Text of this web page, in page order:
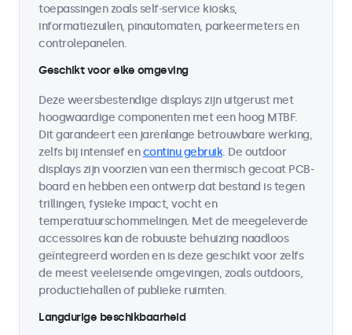
toepassingen zoals self-service kiosks,
informatiezuilen, pinautomaten, parkeermeters en
controlepanelen.
Geschikt voor elke omgeving
Deze weersbestendige displays zijn uitgerust met
hoogwaardige componenten met een hoog MTBF.
Dit garandeert een jarenlange betrouwbare werking,
zelfs bij intensief encontinu gebruik. De outdoor
displays zijn voorzien van een thermisch gecoat PCB-
board en hebben een ontwerp dat bestand is tegen
trillingen, fysieke impact, vocht en
temperatuurschommelingen. Met de meegeleverde
accessoires kan de robuuste behuizing naadloos
geïntegreerd worden en is deze geschikt voor zelfs
de meest veeleisende omgevingen, zoals outdoors,
productiehallen of publieke ruimten.
Langdurige beschikbaarheid